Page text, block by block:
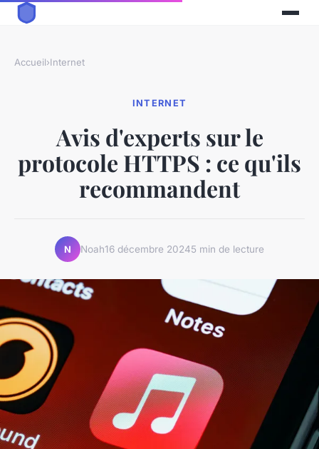
Accueil›Internet
INTERNET
Avis d'experts sur le
protocole HTTPS : ce qu'ils
recommandent
N Noah16 décembre 20245 min de lecture